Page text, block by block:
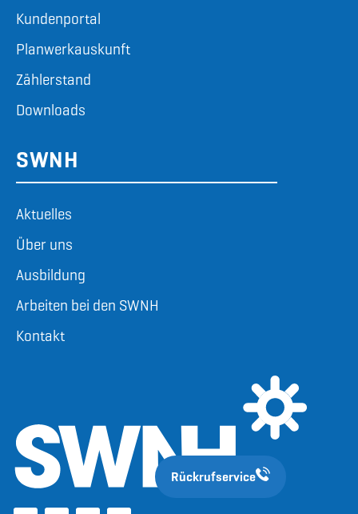
Kundenportal
Planwerkauskunft
Zählerstand
Downloads
SWNH
Aktuelles
Über uns
Ausbildung
Arbeiten bei den SWNH
Kontakt
Rückrufservice